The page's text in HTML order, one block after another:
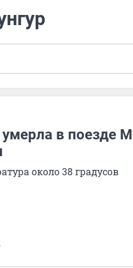
в поезде
около 38 градусов